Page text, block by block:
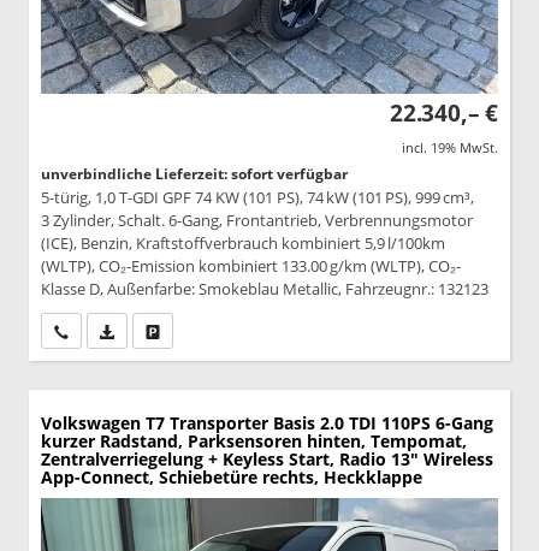
22.340,– €
incl. 19% MwSt.
unverbindliche Lieferzeit: sofort verfügbar
5-türig, 1,0 T-GDI GPF 74 KW (101 PS), 74 kW (101 PS), 999 cm³,
3 Zylinder, Schalt. 6-Gang, Frontantrieb, Verbrennungsmotor
(ICE), Benzin, Kraftstoffverbrauch kombiniert 5,9 l/100km
(WLTP), CO₂-Emission kombiniert 133.00 g/km (WLTP), CO₂-
Klasse D, Außenfarbe: Smokeblau Metallic, Fahrzeugnr.: 132123
Wir rufen Sie anPDF-Datei, Fahrzeugexposé drucken
Volkswagen T7 Transporter Basis 2.0 TDI 110PS 6-Gang
kurzer Radstand, Parksensoren hinten, Tempomat,
Zentralverriegelung + Keyless Start, Radio 13" Wireless
App-Connect, Schiebetüre rechts, Heckklappe